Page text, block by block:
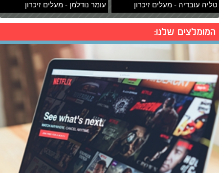
טליה עובדיה - מעלים זיכרון עומר נודלמן - מעלים זיכרון
המומלצים שלנו: